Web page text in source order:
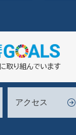
アクセス